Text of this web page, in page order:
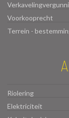
Voorkooprecht
Terrein -
Riolering
Elektriciteit